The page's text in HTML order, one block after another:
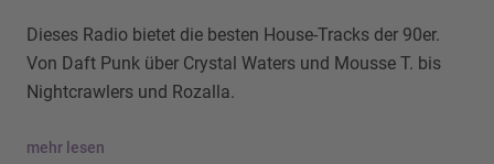
Dieses Radio bietet die besten House-Tracks der 90er.
Von Daft Punk über Crystal Waters und Mousse T. bis
Nightcrawlers und Rozalla.
mehr lesen